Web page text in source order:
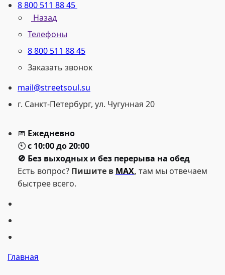
8 800 511 88 45
Назад
Телефоны
8 800 511 88 45
Заказать звонок
mail@streetsoul.su
г. Санкт-Петербург, ул. Чугунная 20
📅 Ежедневно
🕙с 10:00 до 20:00
🚫 Без выходных и без перерыва на обед
Есть вопрос? Пишите в MAX, там мы отвечаем
быстрее всего.
Главная